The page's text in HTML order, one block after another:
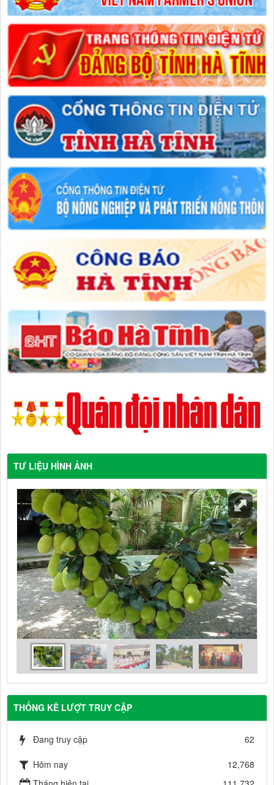
TƯ LIỆU HÌNH ẢNH
THỐNG KÊ LƯỢT TRUY CẬP
Đang truy cập 62
Hôm nay
12,768